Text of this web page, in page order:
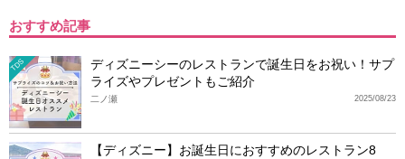
おすすめ記事
TDS
ディズニーシーのレストランで誕生日をお祝い！サプ
ライズやプレゼントもご紹介
2025/08/23
二ノ瀬
【ディズニー】お誕生日におすすめのレストラン8